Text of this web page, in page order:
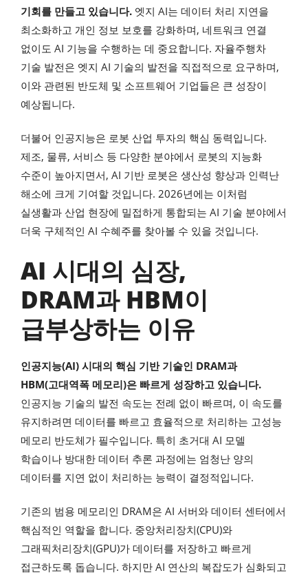
기회를 만들고 있습니다. 엣지 AI는 데이터 처리 지연을
최소화하고 개인 정보 보호를 강화하며, 네트워크 연결
없이도 AI 기능을 수행하는 데 중요합니다. 자율주행차
기술 발전은 엣지 AI 기술의 발전을 직접적으로 요구하며,
이와 관련된 반도체 및 소프트웨어 기업들은 큰 성장이
예상됩니다.
더불어 인공지능은 로봇 산업 투자의 핵심 동력입니다.
제조, 물류, 서비스 등 다양한 분야에서 로봇의 지능화
수준이 높아지면서, AI 기반 로봇은 생산성 향상과 인력난
해소에 크게 기여할 것입니다. 2026년에는 이처럼
실생활과 산업 현장에 밀접하게 통합되는 AI 기술 분야에서
더욱 구체적인 AI 수혜주를 찾아볼 수 있을 것입니다.
AI 시대의 심장,
DRAM과 HBM이
급부상하는 이유
인공지능(AI) 시대의 핵심 기반 기술인 DRAM과
HBM(고대역폭 메모리)은 빠르게 성장하고 있습니다.
인공지능 기술의 발전 속도는 전례 없이 빠르며, 이 속도를
유지하려면 데이터를 빠르고 효율적으로 처리하는 고성능
메모리 반도체가 필수입니다. 특히 초거대 AI 모델
학습이나 방대한 데이터 추론 과정에는 엄청난 양의
데이터를 지연 없이 처리하는 능력이 결정적입니다.
기존의 범용 메모리인 DRAM은 AI 서버와 데이터 센터에서
핵심적인 역할을 합니다. 중앙처리장치(CPU)와
그래픽처리장치(GPU)가 데이터를 저장하고 빠르게
접근하도록 돕습니다. 하지만 AI 연산의 복잡도가 심화되고